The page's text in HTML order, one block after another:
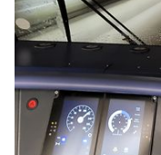
Möchten
werden?